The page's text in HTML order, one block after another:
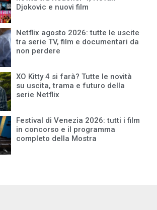
Djokovic e nuovi film
Netflix agosto 2026: tutte le uscite
tra serie TV, film e documentari da
non perdere
XO Kitty 4 si farà? Tutte le novità
su uscita, trama e futuro della
serie Netflix
Festival di Venezia 2026: tutti i film
in concorso e il programma
completo della Mostra